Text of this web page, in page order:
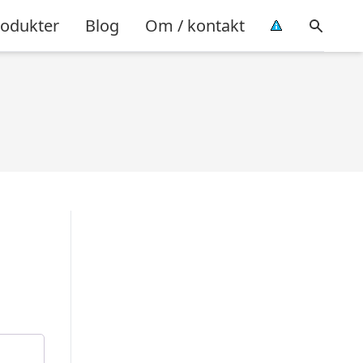
Blog Om / kontakt